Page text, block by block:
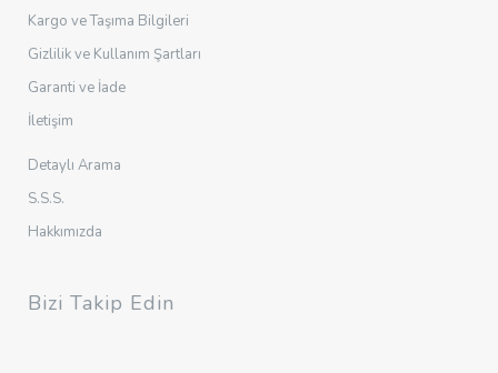
Kargo ve Taşıma Bilgileri
Gizlilik ve Kullanım Şartları
Garanti ve İade
İletişim
Detaylı Arama
S.S.S.
Hakkımızda
Bizi Takip Edin